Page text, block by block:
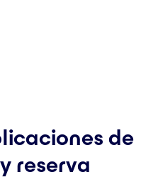
de
reserva